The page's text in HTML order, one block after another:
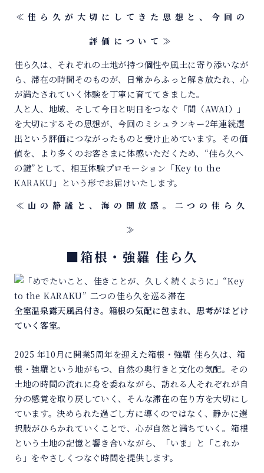
≪佳ら久が大切にしてきた思想と、今回の
評価について≫
佳ら久は、それぞれの土地が持つ個性や風土に寄り添いなが
ら、滞在の時間そのものが、日常からふっと解き放たれ、心
が満たされていく体験を丁寧に育ててきました。
人と人、地域、そして今日と明日をつなぐ「間（AWAI）」
を大切にするその思想が、今回のミシュランキー2年連続選
出という評価につながったものと受け止めています。その価
値を、より多くのお客さまに体感いただくため、“佳ら久へ
の鍵”として、相互体験プロモーション「Key to the
KARAKU」という形でお届けいたします。
≪山の静謐と、海の開放感。二つの佳ら久
≫
■箱根・強羅 佳ら久
全室温泉露天風呂付き。箱根の気配に包まれ、思考がほどけ
ていく客室。
2025 年10月に開業5周年を迎えた箱根・強羅 佳ら久は、箱
根・強羅という地がもつ、自然の奥行きと文化の気配。その
土地の時間の流れに身を委ねながら、訪れる人それぞれが自
分の感覚を取り戻していく、そんな滞在の在り方を大切にし
ています。決められた過ごし方に導くのではなく、静かに選
択肢がひらかれていくことで、心が自然と満ちていく。箱根
という土地の記憶と響き合いながら、「いま」と「これか
ら」をやさしくつなぐ時間を提供します。